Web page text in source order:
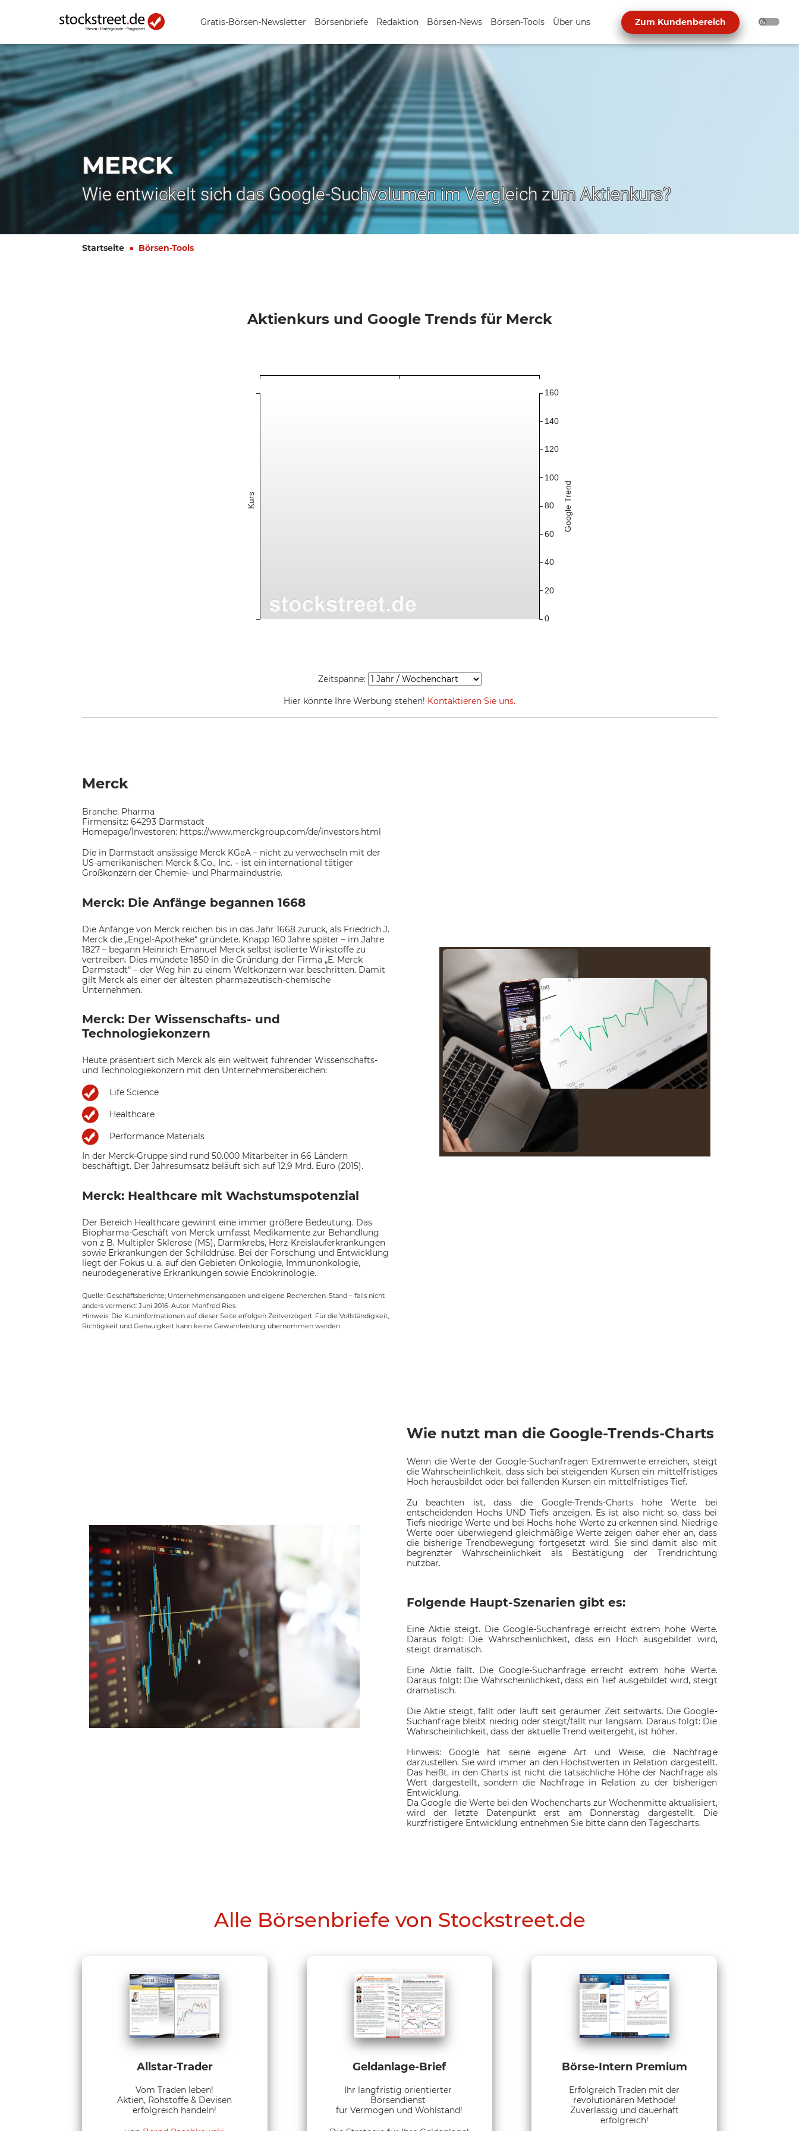
Gratis-Börsen-Newsletter Börsenbriefe Redaktion Börsen-News Börsen-Tools Über uns Zum Kundenbereich
MERCK
Wie entwickelt sich das Google-Suchvolumen im Vergleich zum Aktienkurs?
Startseite Börsen-Tools
Aktienkurs und Google Trends für Merck
Kurs
0
20
40
60
80
100
120
140
160
Google Trend
Zeitspanne:
Hier könnte Ihre Werbung stehen! Kontaktieren Sie uns.
Merck
Branche: Pharma
Firmensitz: 64293 Darmstadt
Homepage/Investoren: https://www.merckgroup.com/de/investors.html
Die in Darmstadt ansässige Merck KGaA – nicht zu verwechseln mit der
US-amerikanischen Merck & Co., Inc. – ist ein international tätiger
Großkonzern der Chemie- und Pharmaindustrie.
Merck: Die Anfänge begannen 1668
Die Anfänge von Merck reichen bis in das Jahr 1668 zurück, als Friedrich J.
Merck die „Engel-Apotheke“ gründete. Knapp 160 Jahre später – im Jahre
1827 – begann Heinrich Emanuel Merck selbst isolierte Wirkstoffe zu
vertreiben. Dies mündete 1850 in die Gründung der Firma „E. Merck
Darmstadt“ – der Weg hin zu einem Weltkonzern war beschritten. Damit
gilt Merck als einer der ältesten pharmazeutisch-chemische
Unternehmen.
Merck: Der Wissenschafts- und
Technologiekonzern
Heute präsentiert sich Merck als ein weltweit führender Wissenschafts-
und Technologiekonzern mit den Unternehmensbereichen:
Life Science
Healthcare
Performance Materials
In der Merck-Gruppe sind rund 50.000 Mitarbeiter in 66 Ländern
beschäftigt. Der Jahresumsatz beläuft sich auf 12,9 Mrd. Euro (2015).
Merck: Healthcare mit Wachstumspotenzial
Der Bereich Healthcare gewinnt eine immer größere Bedeutung. Das
Biopharma-Geschäft von Merck umfasst Medikamente zur Behandlung
von z B. Multipler Sklerose (MS), Darmkrebs, Herz-Kreislauferkrankungen
sowie Erkrankungen der Schilddrüse. Bei der Forschung und Entwicklung
liegt der Fokus u. a. auf den Gebieten Onkologie, Immunonkologie,
neurodegenerative Erkrankungen sowie Endokrinologie.
Quelle: Geschäftsberichte; Unternehmensangaben und eigene Recherchen. Stand – falls nicht
anders vermerkt: Juni 2016. Autor: Manfred Ries.
Hinweis: Die Kursinformationen auf dieser Seite erfolgen Zeitverzögert. Für die Vollständigkeit,
Richtigkeit und Genauigkeit kann keine Gewährleistung übernommen werden.
Wie nutzt man die Google-Trends-Charts
Wenn die Werte der Google-Suchanfragen Extremwerte erreichen, steigt
die Wahrscheinlichkeit, dass sich bei steigenden Kursen ein mittelfristiges
Hoch herausbildet oder bei fallenden Kursen ein mittelfristiges Tief.
Zu beachten ist, dass die Google-Trends-Charts hohe Werte bei
entscheidenden Hochs UND Tiefs anzeigen. Es ist also nicht so, dass bei
Tiefs niedrige Werte und bei Hochs hohe Werte zu erkennen sind. Niedrige
Werte oder überwiegend gleichmäßige Werte zeigen daher eher an, dass
die bisherige Trendbewegung fortgesetzt wird. Sie sind damit also mit
begrenzter Wahrscheinlichkeit als Bestätigung der Trendrichtung
nutzbar.
Folgende Haupt-Szenarien gibt es:
Eine Aktie steigt. Die Google-Suchanfrage erreicht extrem hohe Werte.
Daraus folgt: Die Wahrscheinlichkeit, dass ein Hoch ausgebildet wird,
steigt dramatisch.
Eine Aktie fällt. Die Google-Suchanfrage erreicht extrem hohe Werte.
Daraus folgt: Die Wahrscheinlichkeit, dass ein Tief ausgebildet wird, steigt
dramatisch.
Die Aktie steigt, fällt oder läuft seit geraumer Zeit seitwärts. Die Google-
Suchanfrage bleibt niedrig oder steigt/fällt nur langsam. Daraus folgt: Die
Wahrscheinlichkeit, dass der aktuelle Trend weitergeht, ist höher.
Hinweis: Google hat seine eigene Art und Weise, die Nachfrage
darzustellen. Sie wird immer an den Höchstwerten in Relation dargestellt.
Das heißt, in den Charts ist nicht die tatsächliche Höhe der Nachfrage als
Wert dargestellt, sondern die Nachfrage in Relation zu der bisherigen
Entwicklung.
Da Google die Werte bei den Wochencharts zur Wochenmitte aktualisiert,
wird der letzte Datenpunkt erst am Donnerstag dargestellt. Die
kurzfristigere Entwicklung entnehmen Sie bitte dann den Tagescharts.
Alle Börsenbriefe von Stockstreet.de
Allstar-Trader
Vom Traden leben!
Aktien, Rohstoffe & Devisen
erfolgreich handeln!
Geldanlage-Brief
Ihr langfristig orientierter
Börsendienst
für Vermögen und Wohlstand!
Börse-Intern Premium
Erfolgreich Traden mit der
revolutionären Methode!
Zuverlässig und dauerhaft
erfolgreich!